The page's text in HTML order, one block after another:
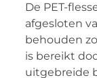
De PET-
afgesloten
behouden
is bereikt
uitgebreide